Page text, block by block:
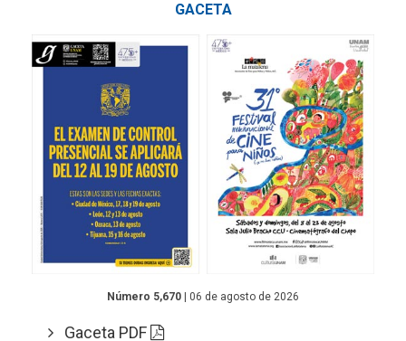
GACETA
Número 5,670 | 06 de agosto de 2026
Gaceta PDF